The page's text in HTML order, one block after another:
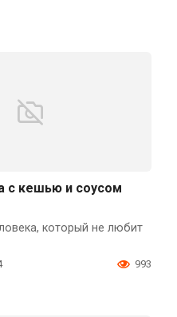
с кешью и соусом
который не любит
993